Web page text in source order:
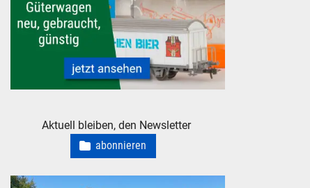
Aktuell bleiben, den Newsletter
abonnieren